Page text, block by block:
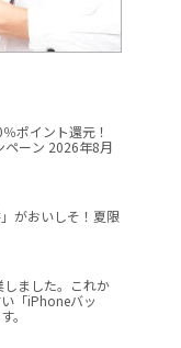
ポイント還元！
ペーン 2026年8月
」がおいしそ！夏限
ました。これか
「iPhoneバッ
。